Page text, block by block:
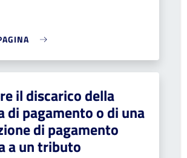
il discarico della
di pagamento o di una
di pagamento
a un tributo